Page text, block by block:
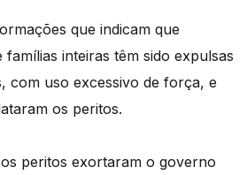
que indicam que
famílias inteiras têm sido expulsas
com uso excessivo de força, e
os peritos.
peritos exortaram o governo